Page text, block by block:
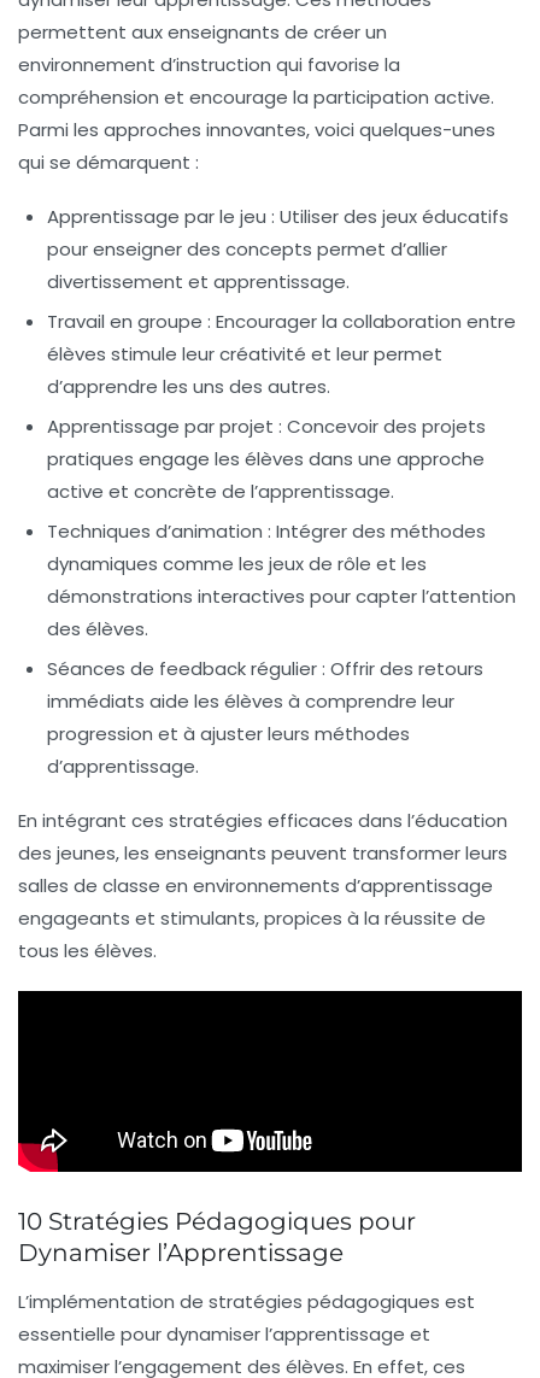
permettent aux enseignants de créer un
environnement d’instruction qui favorise la
compréhension et encourage la participation active.
Parmi les approches innovantes, voici quelques-unes
qui se démarquent :
Apprentissage par le jeu : Utiliser des jeux éducatifs
pour enseigner des concepts permet d’allier
divertissement et apprentissage.
Travail en groupe : Encourager la collaboration entre
élèves stimule leur créativité et leur permet
d’apprendre les uns des autres.
Apprentissage par projet : Concevoir des projets
pratiques engage les élèves dans une approche
active et concrète de l’apprentissage.
Techniques d’animation : Intégrer des méthodes
dynamiques comme les jeux de rôle et les
démonstrations interactives pour capter l’attention
des élèves.
Séances de feedback régulier: Offrir des retours
immédiats aide les élèves à comprendre leur
progression et à ajuster leurs méthodes
d’apprentissage.
En intégrant ces stratégies efficaces dans l’éducation
des jeunes, les enseignants peuvent transformer leurs
salles de classe en environnements d’apprentissage
engageants et stimulants, propices à la réussite de
tous les élèves.
10 Stratégies Pédagogiques pour
Dynamiser l’Apprentissage
L’implémentation de stratégies pédagogiques est
essentielle pour dynamiser l’apprentissage et
maximiser l’engagement des élèves. En effet, ces